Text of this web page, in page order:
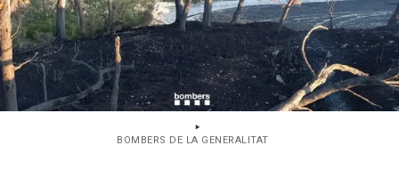
BOMBERS DE LA GENERALITAT